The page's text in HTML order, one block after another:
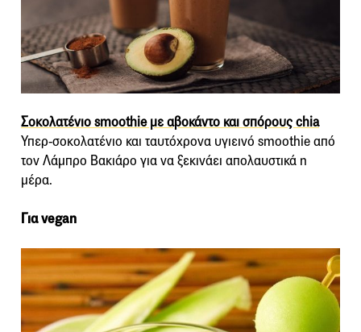
Σοκολατένιο smoothie με αβοκάντο και σπόρους chia
Υπερ-σοκολατένιο και ταυτόχρονα υγιεινό smoothie από
τον Λάμπρο Βακιάρο για να ξεκινάει απολαυστικά η
μέρα.
Για vegan